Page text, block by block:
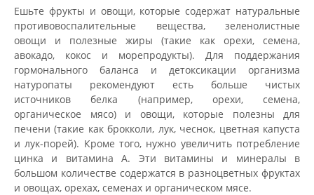
Ешьте фрукты и овощи, которые содержат натуральные
противовоспалительные вещества, зеленолистные
овощи и полезные жиры (такие как орехи, семена,
авокадо, кокос и морепродукты). Для поддержания
гормонального баланса и детоксикации организма
натуропаты рекомендуют есть больше чистых
источников белка (например, орехи, семена,
органическое мясо) и овощи, которые полезны для
печени (такие как брокколи, лук, чеснок, цветная капуста
и лук-порей). Кроме того, нужно увеличить потребление
цинка и витамина А. Эти витамины и минералы в
большом количестве содержатся в разноцветных фруктах
и овощах, орехах, семенах и органическом мясе.